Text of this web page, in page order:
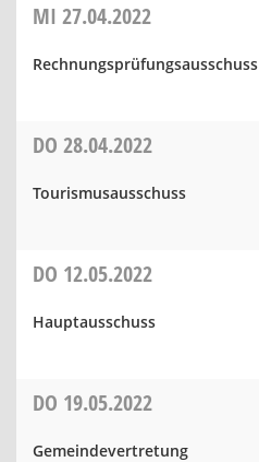
MI 27.04.2022
Rechnungsprüfungsausschuss
DO 28.04.2022
Tourismusausschuss
DO 12.05.2022
Hauptausschuss
DO 19.05.2022
Gemeindevertretung